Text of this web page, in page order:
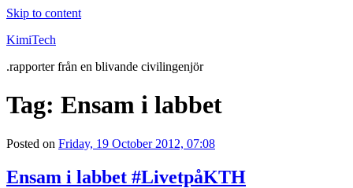
Skip to content
KimiTech
.rapporter från en blivande civilingenjör
Tag: Ensam i labbet
Posted on Friday, 19 October 2012, 07:08
Ensam i labbet #LivetpåKTH